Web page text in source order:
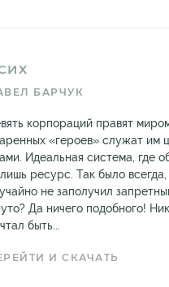
БАРЧУК
корпораций правят
«героев» служат им
Идеальная система, где
ресурс. Так было всегда,
не заполучил
Да ничего подобного!
быть...
И СКАЧАТЬ